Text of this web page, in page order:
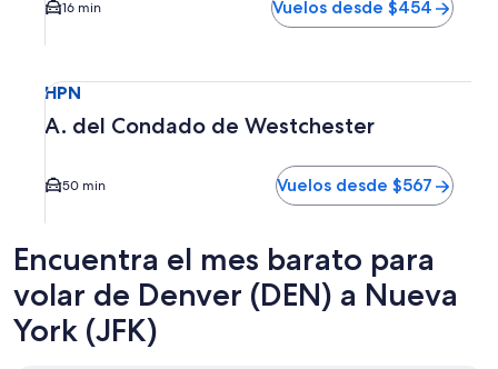
16 min Vuelos desde $454
HPN
A. del Condado de Westchester
50 min Vuelos desde $567
Encuentra el mes barato para
volar de Denver (DEN) a Nueva
York (JFK)